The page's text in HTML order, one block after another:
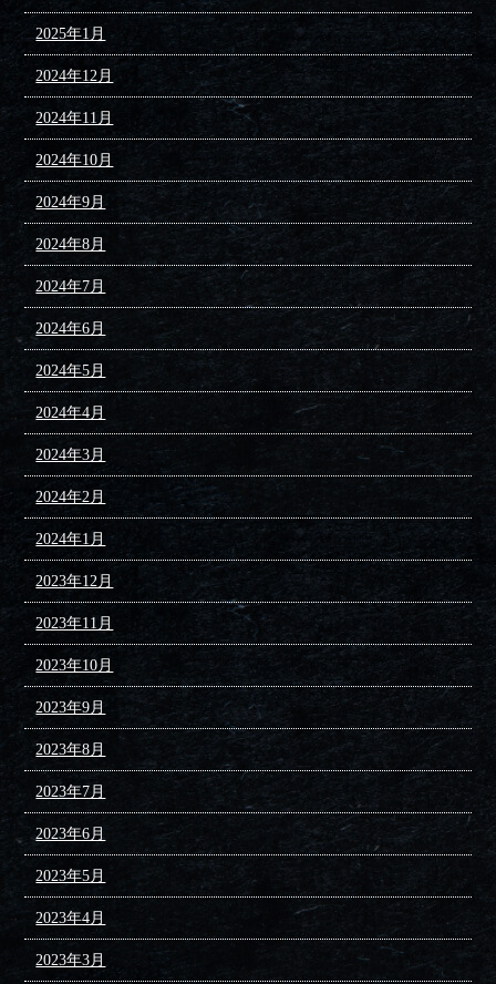
2025年1月
2024年12月
2024年11月
2024年10月
2024年9月
2024年8月
2024年7月
2024年6月
2024年5月
2024年4月
2024年3月
2024年2月
2024年1月
2023年12月
2023年11月
2023年10月
2023年9月
2023年8月
2023年7月
2023年6月
2023年5月
2023年4月
2023年3月